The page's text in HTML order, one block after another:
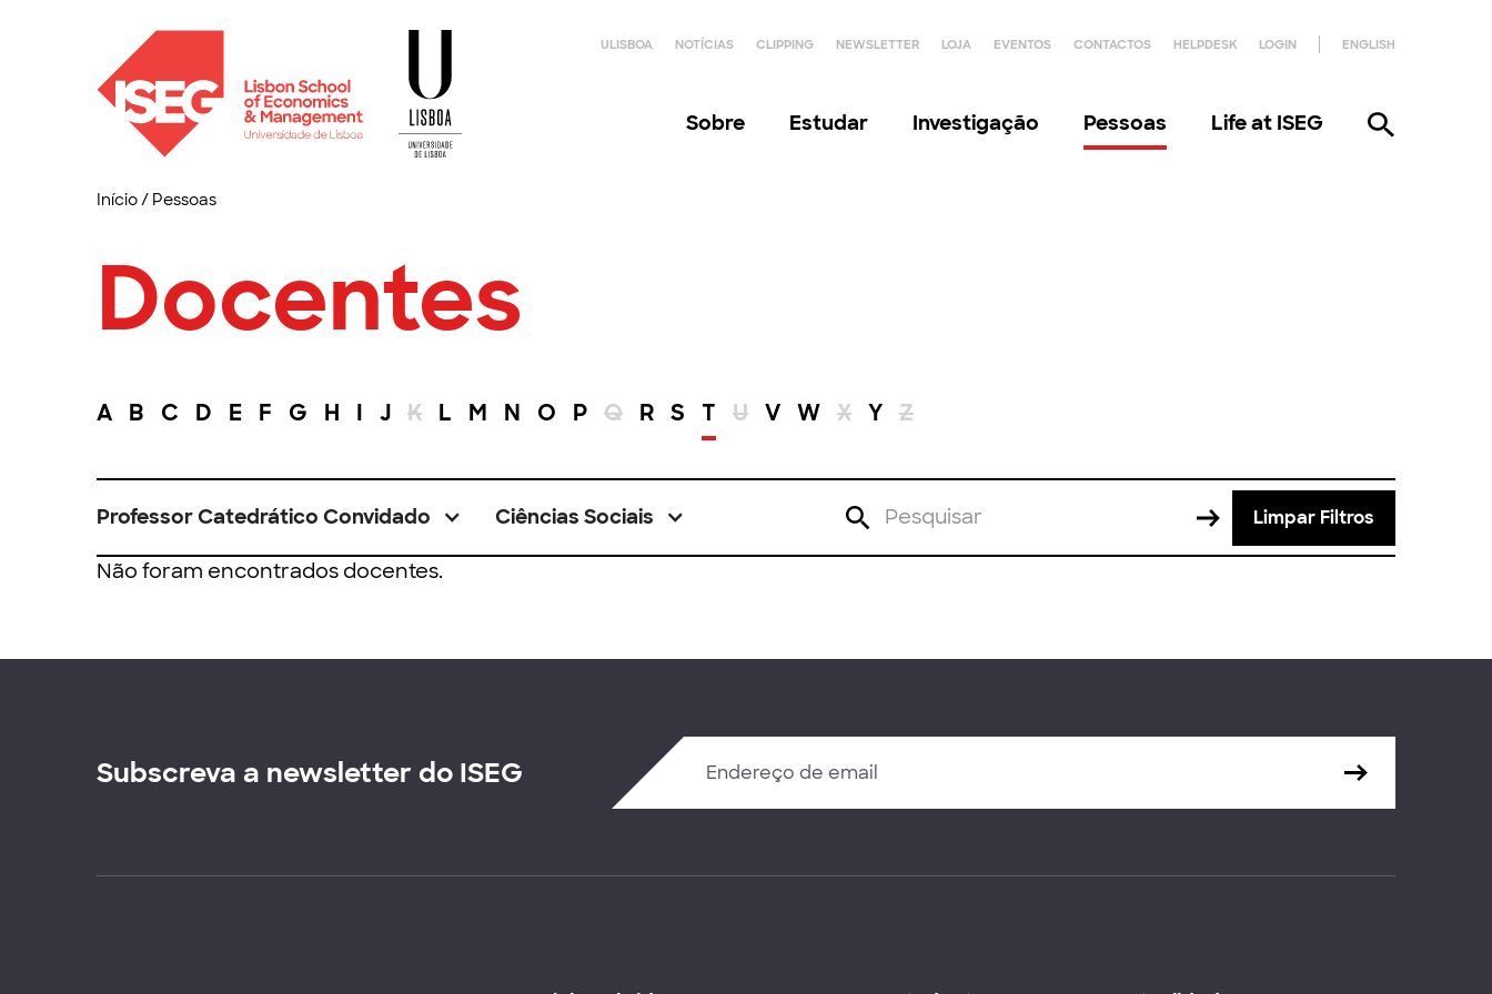
ULISBOA NOTÍCIAS CLIPPING NEWSLETTER LOJA EVENTOS CONTACTOS HELPDESK LOGIN ENGLISH
Sobre Estudar Investigação Pessoas Life at ISEG
Início/ Pessoas
Docentes
A B C D E F G H I J K L M N O P Q R S T U V W X Y Z
Professor Catedrático Convidado Ciências Sociais Limpar Filtros
Não foram encontrados docentes.
Subscreva a newsletter do ISEG